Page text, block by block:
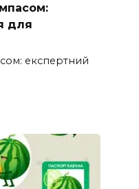
для
експертний